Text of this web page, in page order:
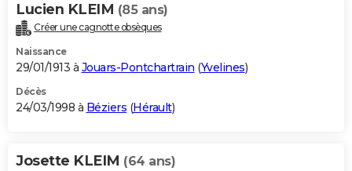
Lucien KLEIM (85 ans)
Créer une cagnotte obsèques
Naissance
29/01/1913 à Jouars-Pontchartrain (Yvelines)
Décès
24/03/1998 à Béziers (Hérault)
Josette KLEIM (64 ans)